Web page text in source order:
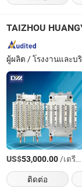
TAIZHOU
ผู้ผลิต / โรงงานและบ
US$53,000.00/เตรียมตัว
ติดต่อ